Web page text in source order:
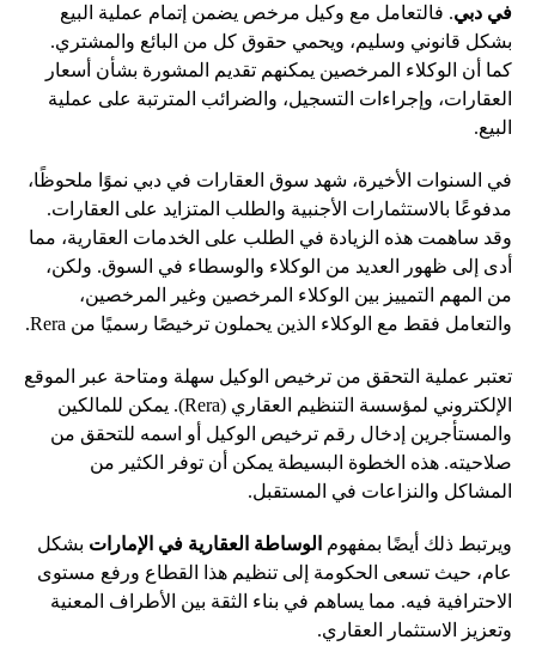
في دبي. فالتعامل مع وكيل مرخص يضمن إتمام عملية البيع
بشكل قانوني وسليم، ويحمي حقوق كل من البائع والمشتري.
كما أن الوكلاء المرخصين يمكنهم تقديم المشورة بشأن أسعار
العقارات، وإجراءات التسجيل، والضرائب المترتبة على عملية
البيع.
في السنوات الأخيرة، شهد سوق العقارات في دبي نموًا ملحوظًا،
مدفوعًا بالاستثمارات الأجنبية والطلب المتزايد على العقارات.
وقد ساهمت هذه الزيادة في الطلب على الخدمات العقارية، مما
أدى إلى ظهور العديد من الوكلاء والوسطاء في السوق. ولكن،
من المهم التمييز بين الوكلاء المرخصين وغير المرخصين،
والتعامل فقط مع الوكلاء الذين يحملون ترخيصًا رسميًا من Rera.
تعتبر عملية التحقق من ترخيص الوكيل سهلة ومتاحة عبر الموقع
الإلكتروني لمؤسسة التنظيم العقاري (Rera). يمكن للمالكين
والمستأجرين إدخال رقم ترخيص الوكيل أو اسمه للتحقق من
صلاحيته. هذه الخطوة البسيطة يمكن أن توفر الكثير من
المشاكل والنزاعات في المستقبل.
ويرتبط ذلك أيضًا بمفهوم الوساطة العقارية في الإمارات بشكل
عام، حيث تسعى الحكومة إلى تنظيم هذا القطاع ورفع مستوى
الاحترافية فيه. مما يساهم في بناء الثقة بين الأطراف المعنية
وتعزيز الاستثمار العقاري.